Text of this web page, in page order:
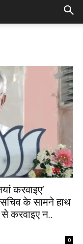
करवाइए’
के सामने हाथ
करवाइए न..
0